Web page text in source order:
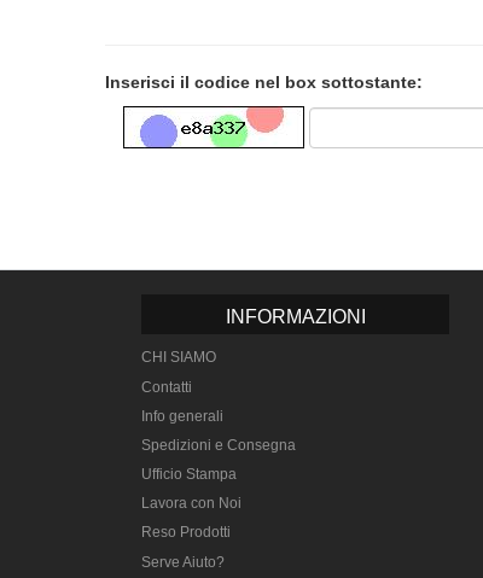
Inserisci il codice nel box sottostante:
INFORMAZIONI
CHI SIAMO
Contatti
Info generali
Spedizioni e Consegna
Ufficio Stampa
Lavora con Noi
Reso Prodotti
Serve Aiuto?